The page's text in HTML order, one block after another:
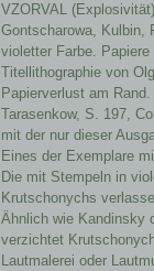
VZORVAL
Gontscharowa, Kulbin,
violetter Farbe.
Titellithographie von
Papierverlust am
Tarasenkow, S. 197,
mit der nur dieser
Eines der Exemplare
Die mit Stempeln in
Krutschonychs
Ähnlich wie Kandinsky
verzichtet
Lautmalerei oder